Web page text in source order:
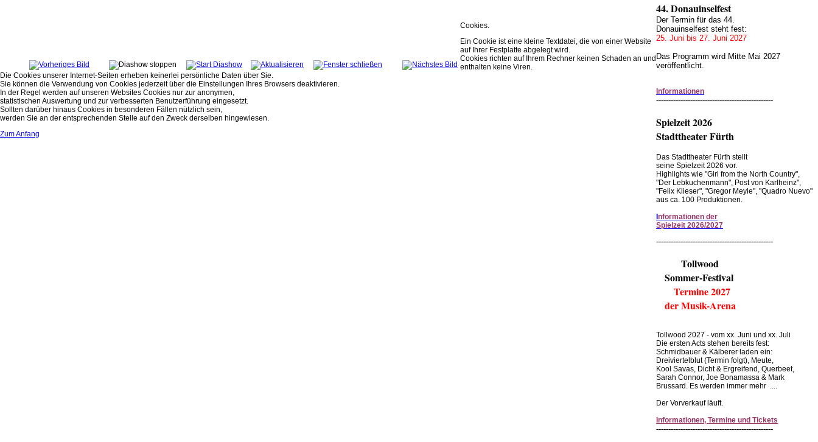
44. Donauinselfest
Der Termin für das 44.
Donauinselfest steht fest:
25. Juni bis 27. Juni 2027
Das Programm wird Mitte Mai 2027
veröffentlicht.
Informationen
------------------------------------------------
Spielzeit 2026
Stadttheater Fürth
Das Stadttheater Fürth stellt
seine Spielzeit 2026 vor.
Highlights wie "Girl from the North Country",
"Der Lebkuchenmann", Post von Karlheinz",
"Felix Klieser", "Gregor Meyle", "Quadro Nuevo"
aus ca. 100 Produktionen.
Informationen der
Spielzeit 2026/2027
------------------------------------------------
Tollwood
Sommer-Festival
Termine 2027
der Musik-Arena
Tollwood 2027 - vom xx. Juni und xx. Juli
Die ersten Acts stehen bereits fest:
Schmidbauer & Kälberer laden ein:
Dreiviertelblut (Termin folgt), Meute,
Kool Savas, Dicht & Ergreifend, Querbeet,
Sarah Connor, Joe Bonamassa & Mark
Brussard. Es werden immer mehr ....
Der Vorverkauf läuft.
Informationen, Termine und Tickets
------------------------------------------------
Cookies.
Ein Cookie ist eine kleine Textdatei, die von einer Website
auf Ihrer Festplatte abgelegt wird.
Cookies richten auf Ihrem Rechner keinen Schaden an und
enthalten keine Viren.
Die Cookies unserer Internet-Seiten erheben keinerlei persönliche Daten über Sie.
Sie können die Verwendung von Cookies jederzeit über die Einstellungen Ihres Browsers deaktivieren.
In der Regel werden auf unseren Websites Cookies nur zur anonymen,
statistischen Auswertung und zur verbesserten Benutzerführung eingesetzt.
Sollten darüber hinaus Cookies in besonderen Fällen nützlich sein,
werden Sie an der entsprechenden Stelle auf den Zweck derselben hingewiesen.
Zum Anfang